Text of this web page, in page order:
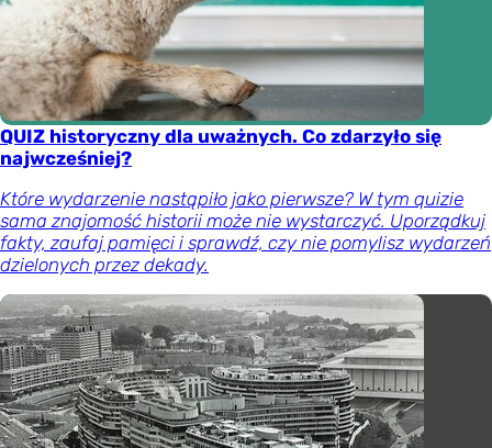
QUIZ historyczny dla uważnych. Co zdarzyło się
najwcześniej?
Które wydarzenie nastąpiło jako pierwsze? W tym quizie
sama znajomość historii może nie wystarczyć. Uporządkuj
fakty, zaufaj pamięci i sprawdź, czy nie pomylisz wydarzeń
dzielonych przez dekady.